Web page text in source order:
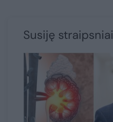
Susiję straipsniai